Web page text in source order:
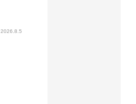
2026.8.5